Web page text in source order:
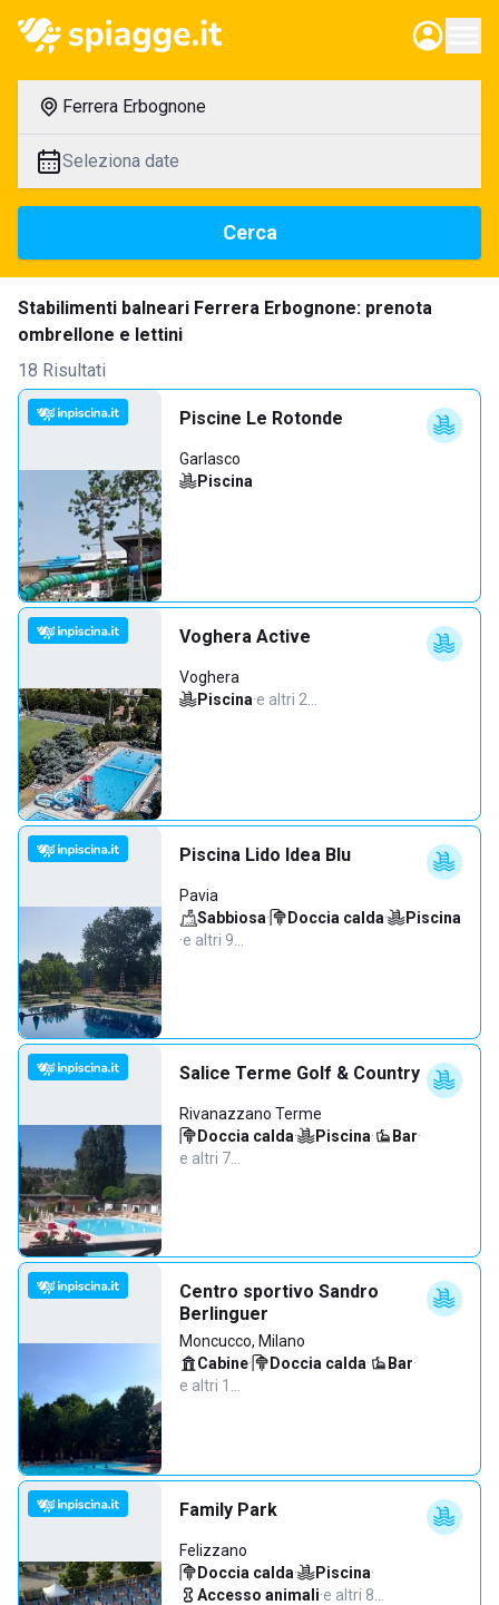
Ferrera Erbognone
Seleziona date
Cerca
Stabilimenti balneari Ferrera Erbognone: prenota
ombrellone e lettini
18 Risultati
Piscine Le Rotonde
Garlasco
Piscina
Voghera Active
Voghera
Piscina·e altri 2…
Piscina Lido Idea Blu
Pavia
Sabbiosa· Doccia calda·
Piscina
·e altri 9…
Salice Terme Golf & Country
Rivanazzano Terme
Doccia calda· Piscina· Bar·
e altri 7…
Centro sportivo Sandro
Berlinguer
Moncucco, Milano
Cabine· Doccia calda· Bar·
e altri 1…
Family Park
Felizzano
Doccia calda· Piscina·
Accesso animali·e altri 8…